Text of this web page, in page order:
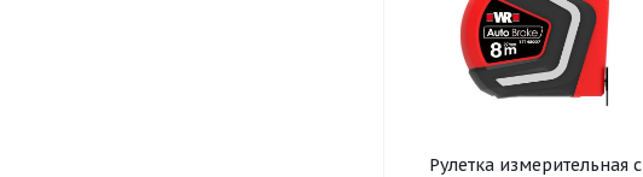
Рулетка измерительная с